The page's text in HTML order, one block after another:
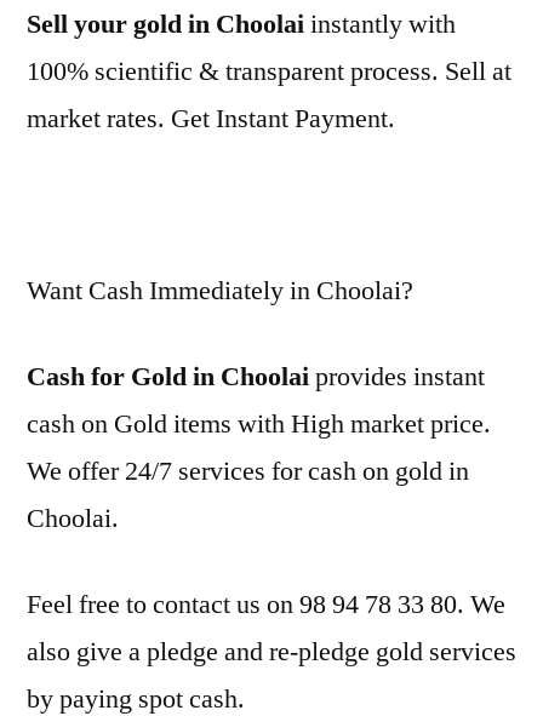
Sell your gold in Choolaiinstantly with
100% scientific & transparent process. Sell at
market rates. Get Instant Payment.
Want Cash Immediately in Choolai?
Cash for Gold in Choolaiprovides instant
cash on Gold items with High market price.
We offer 24/7 services for cash on gold in
Choolai.
Feel free to contact us on 98 94 78 33 80. We
also give a pledge and re-pledge gold services
by paying spot cash.